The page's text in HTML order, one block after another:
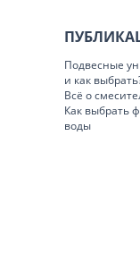
Подвесные
и как
Всё о
Как выбрать
воды